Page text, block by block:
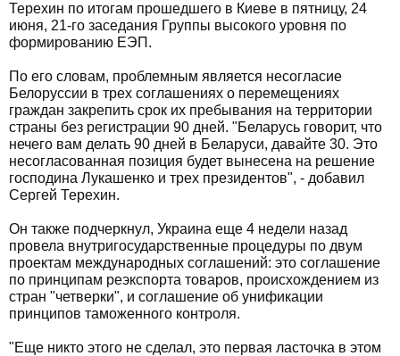
Терехин по итогам прошедшего в Киеве в пятницу, 24
июня, 21-го заседания Группы высокого уровня по
формированию ЕЭП.
По его словам, проблемным является несогласие
Белоруссии в трех соглашениях о перемещениях
граждан закрепить срок их пребывания на территории
страны без регистрации 90 дней. "Беларусь говорит, что
нечего вам делать 90 дней в Беларуси, давайте 30. Это
несогласованная позиция будет вынесена на решение
господина Лукашенко и трех президентов", - добавил
Сергей Терехин.
Он также подчеркнул, Украина еще 4 недели назад
провела внутригосударственные процедуры по двум
проектам международных соглашений: это соглашение
по принципам реэкспорта товаров, происхождением из
стран "четверки", и соглашение об унификации
принципов таможенного контроля.
"Еще никто этого не сделал, это первая ласточка в этом